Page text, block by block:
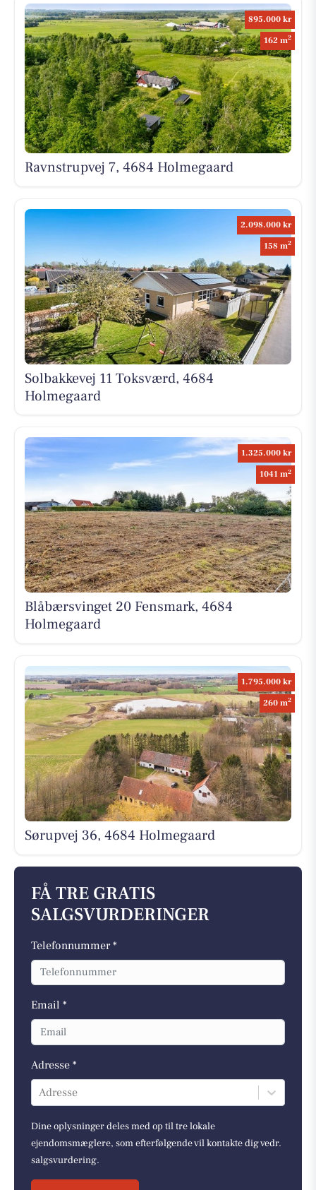
895.000 kr
162 m2
Ravnstrupvej 7, 4684 Holmegaard
2.098.000 kr
158 m2
Solbakkevej 11 Toksværd, 4684
Holmegaard
1.325.000 kr
1041 m2
Blåbærsvinget 20 Fensmark, 4684
Holmegaard
1.795.000 kr
260 m2
Sørupvej 36, 4684 Holmegaard
FÅ TRE GRATIS
SALGSVURDERINGER
Telefonnummer *
Email *
Adresse *
Adresse
Dine oplysninger deles med op til tre lokale
ejendomsmæglere, som efterfølgende vil kontakte dig vedr.
salgsvurdering.